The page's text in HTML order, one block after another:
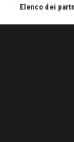
Elenco dei